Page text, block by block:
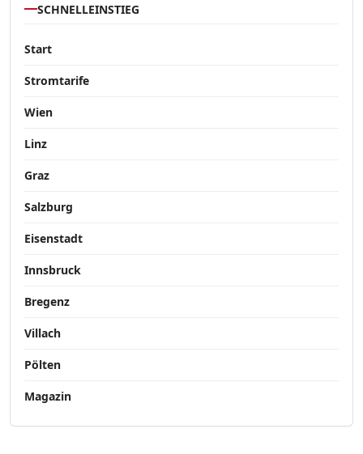
SCHNELLEINSTIEG
Start
Stromtarife
Wien
Linz
Graz
Salzburg
Eisenstadt
Innsbruck
Bregenz
Villach
Pölten
Magazin